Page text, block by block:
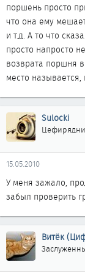
поршень просто
что она ему
и т.д. А то что
просто напросто
возврата поршня
место называется,
Sulocki
15.05.2010
У меня зажало,
забыл проверить
Витёк